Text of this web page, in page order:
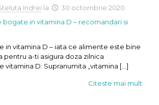
Indrei la
30 octombrie 2020
bogate in vitamina D – recomandari si
in vitamina D – iata ce alimente este bine
pentru a-ti asigura doza zilnica
vitamina D. Supranumita „vitamina […]
Citeste mai mult